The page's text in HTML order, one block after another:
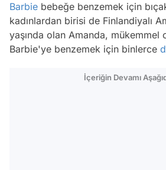
Barbie bebeğe benzemek için
kadınlardan birisi de Finlandiyalı
yaşında olan Amanda, mükemmel
Barbie'ye benzemek için binlerce
İçeriğin Devamı